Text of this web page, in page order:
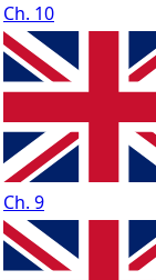
Ch. 10
Ch. 9